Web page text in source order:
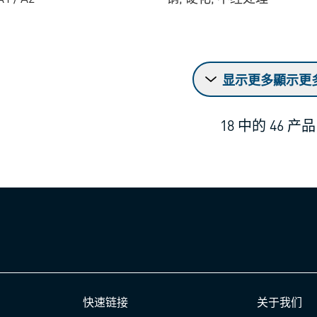
显示更多顯示更
18 中的 46 产品
快速链接 关于我们